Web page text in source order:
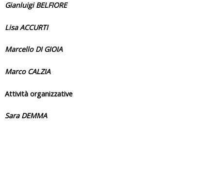
Gianluigi BELFIORE
Lisa ACCURTI
Marcello DI GIOIA
Marco CALZIA
Attività organizzative
Sara DEMMA